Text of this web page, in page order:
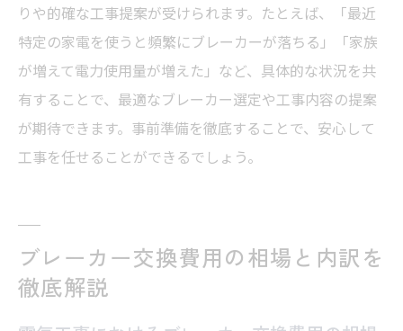
りや的確な工事提案が受けられます。たとえば、「最近
特定の家電を使うと頻繁にブレーカーが落ちる」「家族
が増えて電力使用量が増えた」など、具体的な状況を共
有することで、最適なブレーカー選定や工事内容の提案
が期待できます。事前準備を徹底することで、安心して
工事を任せることができるでしょう。
ブレーカー交換費用の相場と内訳を
徹底解説